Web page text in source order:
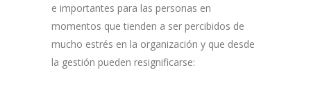
e importantes para las personas en
momentos que tienden a ser percibidos de
mucho estrés en la organización y que desde
la gestión pueden resignificarse: